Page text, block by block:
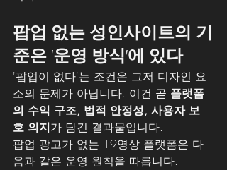
팝업 없는 성인사이트의 기
준은 '운영 방식'에 있다
'팝업이 없다'는 조건은 그저 디자인 요
소의 문제가 아닙니다. 이건 곧 플랫폼
의 수익 구조, 법적 안정성, 사용자 보
호 의지가 담긴 결과물입니다.
팝업 광고가 없는 19영상 플랫폼은 다
음과 같은 운영 원칙을 따릅니다.